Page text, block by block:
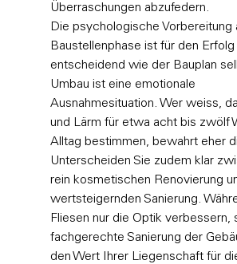
Überraschungen abzufedern.
Die psychologische Vorbereitung
Baustellenphase ist für den
entscheidend wie der Bauplan
Umbau ist eine emotionale
Ausnahmesituation. Wer weiss,
und Lärm für etwa acht bis zwölf
Alltag bestimmen, bewahrt eher
Unterscheiden Sie zudem klar
rein kosmetischen Renovierung
wertsteigernden Sanierung.
Fliesen nur die Optik verbessern,
fachgerechte Sanierung der
den Wert Ihrer Liegenschaft für